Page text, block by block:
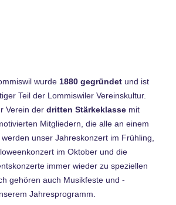
wurde 1880 gegründet und ist
Teil der Lommiswiler Vereinskultur.
Verein derdritten Stärkeklasse mit
Mitgliedern, die alle an einem
unser Jahreskonzert im Frühling,
im Oktober und die
immer wieder zu speziellen
gehören auch Musikfeste und -
Jahresprogramm.